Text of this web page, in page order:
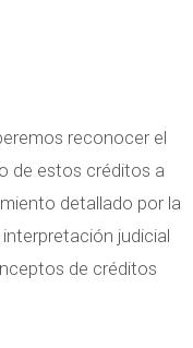
reconocer el
de estos créditos a
detallado por la
judicial
de créditos